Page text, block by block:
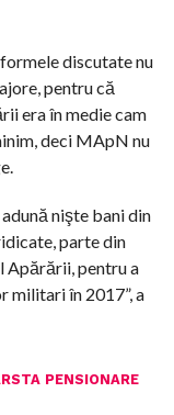
discutate nu
pentru că
era în medie cam
deci MApN nu
nişte bani din
parte din
Apărării, pentru a
militari în 2017”, a
PENSIONARE